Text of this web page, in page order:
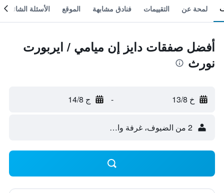
لمحة عن التقييمات فنادق مشابهة الموقع الأسئلة الشائعة
أفضل صفقات دايز إن ميامي / ايربورت
نورث
خ 13/8 - ج 14/8
2 من الضيوف، غرفة واحدة